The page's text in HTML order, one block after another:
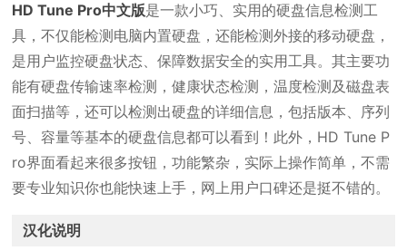
HD Tune Pro中文版是一款小巧、实用的硬盘信息检测工
具，不仅能检测电脑内置硬盘，还能检测外接的移动硬盘，
是用户监控硬盘状态、保障数据安全的实用工具。其主要功
能有硬盘传输速率检测，健康状态检测，温度检测及磁盘表
面扫描等，还可以检测出硬盘的详细信息，包括版本、序列
号、容量等基本的硬盘信息都可以看到！此外，HD Tune P
ro界面看起来很多按钮，功能繁杂，实际上操作简单，不需
要专业知识你也能快速上手，网上用户口碑还是挺不错的。
汉化说明